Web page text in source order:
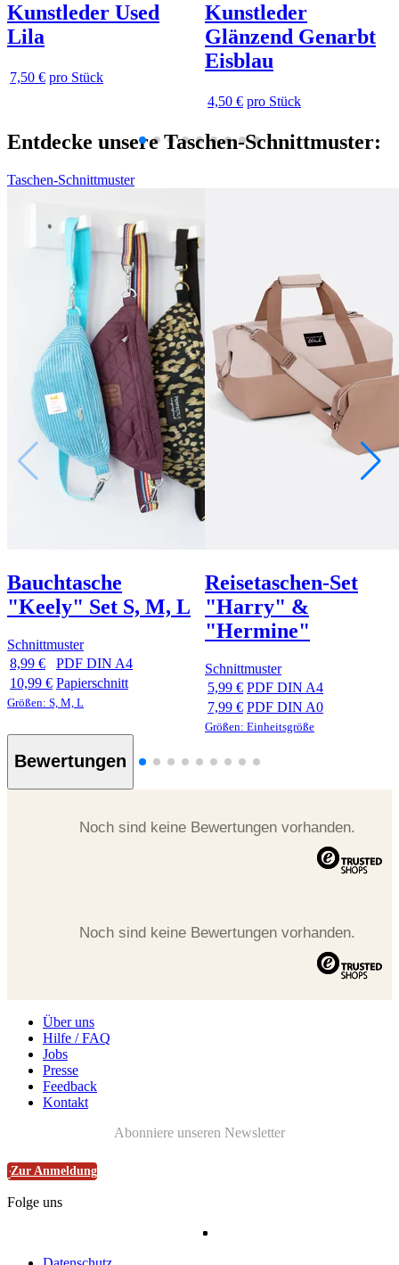
Kunstleder Used
Lila
7,50 € pro Stück
Kunstleder
Glänzend Genarbt
Eisblau
4,50 € pro Stück
Entdecke unsere Taschen-Schnittmuster:
Taschen-Schnittmuster
Bauchtasche
"Keely" Set S, M, L
Schnittmuster
8,99 €
PDF DIN A4
10,99 € Papierschnitt
Größen: S, M, L
Reisetaschen-Set
"Harry" &
"Hermine"
Schnittmuster
5,99 € PDF DIN A4
7,99 € PDF DIN A0
Größen: Einheitsgröße
Bewertungen
Noch sind keine Bewertungen vorhanden.
Noch sind keine Bewertungen vorhanden.
Über uns
Hilfe / FAQ
Jobs
Presse
Feedback
Kontakt
Abonniere unseren Newsletter
Zur Anmeldung
Folge uns